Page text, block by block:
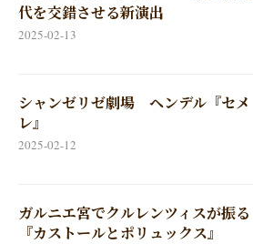
代を交錯させる新演出
2025-02-13
シャンゼリゼ劇場 ヘンデル『セメ
レ』
2025-02-12
ガルニエ宮でクルレンツィスが振る
『カストールとポリュックス』